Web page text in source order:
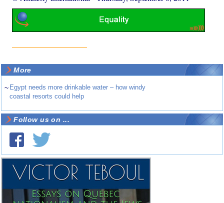
More
~ Egypt needs more drinkable water – how windy
coastal resorts could help
Follow us on ...